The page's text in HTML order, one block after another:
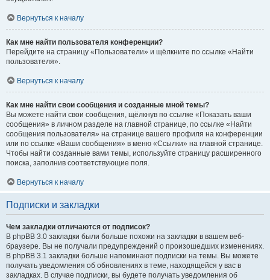
Вернуться к началу
Как мне найти пользователя конференции?
Перейдите на страницу «Пользователи» и щёлкните по ссылке «Найти
пользователя».
Вернуться к началу
Как мне найти свои сообщения и созданные мной темы?
Вы можете найти свои сообщения, щёлкнув по ссылке «Показать ваши
сообщения» в личном разделе на главной странице, по ссылке «Найти
сообщения пользователя» на странице вашего профиля на конференции
или по ссылке «Ваши сообщения» в меню «Ссылки» на главной странице.
Чтобы найти созданные вами темы, используйте страницу расширенного
поиска, заполнив соответствующие поля.
Вернуться к началу
Подписки и закладки
Чем закладки отличаются от подписок?
В phpBB 3.0 закладки были больше похожи на закладки в вашем веб-
браузере. Вы не получали предупреждений о произошедших изменениях.
В phpBB 3.1 закладки больше напоминают подписки на темы. Вы можете
получать уведомления об обновлениях в теме, находящейся у вас в
закладках. В случае подписки, вы будете получать уведомления об